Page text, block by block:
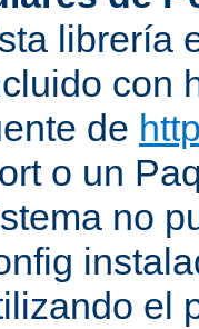
librería
con
de
o un
no
el